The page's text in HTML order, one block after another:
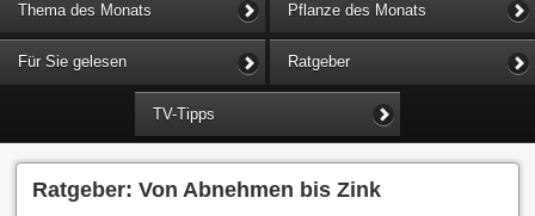
Thema des Monats Pflanze des Monats
Für Sie gelesen Ratgeber
TV-Tipps
Ratgeber: Von Abnehmen bis Zink